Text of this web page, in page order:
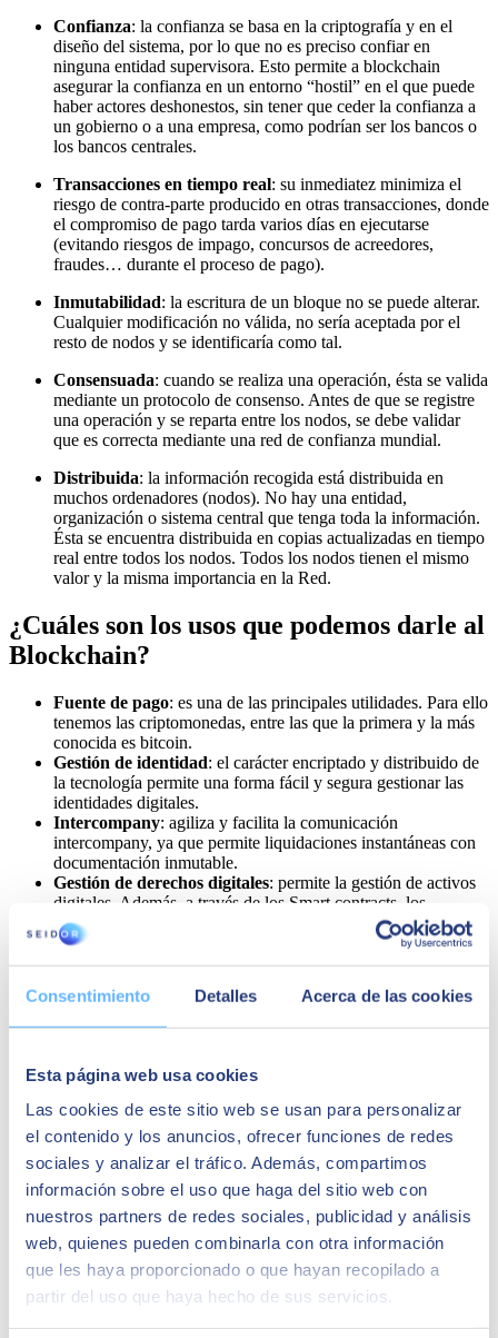
Consentimiento Detalles Acerca de las cookies
Esta página web usa cookies
Las cookies de este sitio web se usan para personalizar
el contenido y los anuncios, ofrecer funciones de redes
sociales y analizar el tráfico. Además, compartimos
información sobre el uso que haga del sitio web con
nuestros partners de redes sociales, publicidad y análisis
web, quienes pueden combinarla con otra información
que les haya proporcionado o que hayan recopilado a
partir del uso que haya hecho de sus servicios.
Confianza: la confianza se basa en la criptografía y en el
diseño del sistema, por lo que no es preciso confiar en
ninguna entidad supervisora. Esto permite a blockchain
asegurar la confianza en un entorno “hostil” en el que puede
haber actores deshonestos, sin tener que ceder la confianza a
un gobierno o a una empresa, como podrían ser los bancos o
los bancos centrales.
Transacciones en tiempo real: su inmediatez minimiza el
riesgo de contra-parte producido en otras transacciones, donde
el compromiso de pago tarda varios días en ejecutarse
(evitando riesgos de impago, concursos de acreedores,
fraudes… durante el proceso de pago).
Inmutabilidad: la escritura de un bloque no se puede alterar.
Cualquier modificación no válida, no sería aceptada por el
resto de nodos y se identificaría como tal.
Consensuada: cuando se realiza una operación, ésta se valida
mediante un protocolo de consenso. Antes de que se registre
una operación y se reparta entre los nodos, se debe validar
que es correcta mediante una red de confianza mundial.
Distribuida: la información recogida está distribuida en
muchos ordenadores (nodos). No hay una entidad,
organización o sistema central que tenga toda la información.
Ésta se encuentra distribuida en copias actualizadas en tiempo
real entre todos los nodos. Todos los nodos tienen el mismo
valor y la misma importancia en la Red.
¿Cuáles son los usos que podemos darle al
Blockchain?
Fuente de pago: es una de las principales utilidades. Para ello
tenemos las criptomonedas, entre las que la primera y la más
conocida es bitcoin.
Gestión de identidad: el carácter encriptado y distribuido de
la tecnología permite una forma fácil y segura gestionar las
identidades digitales.
Intercompany: agiliza y facilita la comunicación
intercompany, ya que permite liquidaciones instantáneas con
documentación inmutable.
Gestión de derechos digitales: permite la gestión de activos
digitales. Además, a través de los Smart contracts, los
contratos virtuales usados en ésta tecnología, calculan los
derechos de las transacciones mientras distribuyen dicha
información de forma segura, inmutable y visible.
propiedad. Mediante tokens digitales, se eliminan las
posibilidades de corrupción en las transacciones.
de los currículos docentes personales.
En conclusión, podemos afirmar que esta tecnología
afectará directamente a nuestras vidas de forma
creciente. Cualquier ámbito que requiera de la consulta
de información centralizada para realizar transacciones
puede ser un ámbito de aplicación.
Numerosos sectores se pueden ver afectados
principalmente el financiero, el inmobiliario e incluso
los sistemas de votaciones. Básicamente esta tecnología